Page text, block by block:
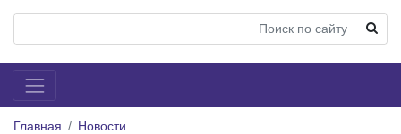
Главная
Новости